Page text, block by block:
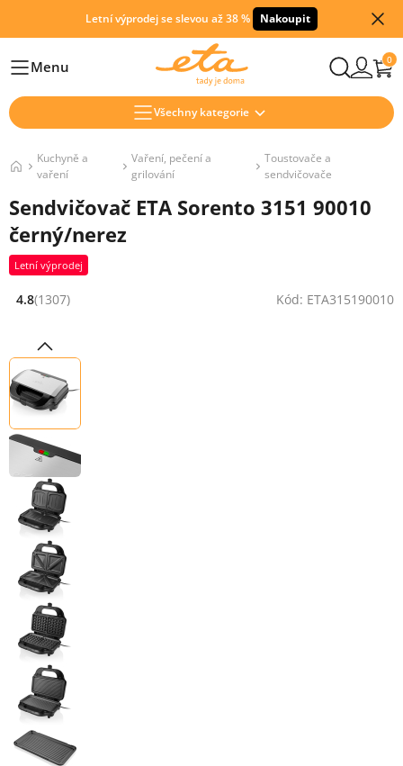
Letní výprodej se slevou až 38 % Nakoupit
HlavníMenu 0
Všechny kategorie
Kuchyně a
vaření
Vaření, pečení a
grilování
Toustovače a
sendvičovače
Sendvičovač ETA Sorento 3151 90010
černý/nerez
Letní výprodej
Hodnocení: 4.8 z 5 (1307 recenzí)
4.8(1307) Kód: ETA315190010